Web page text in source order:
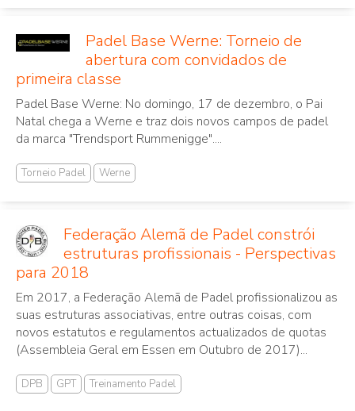
Padel Base Werne: Torneio de
abertura com convidados de
primeira classe
Padel Base Werne: No domingo, 17 de dezembro, o Pai
Natal chega a Werne e traz dois novos campos de padel
da marca "Trendsport Rummenigge"....
Torneio Padel Werne
Federação Alemã de Padel constrói
estruturas profissionais - Perspectivas
para 2018
Em 2017, a Federação Alemã de Padel profissionalizou as
suas estruturas associativas, entre outras coisas, com
novos estatutos e regulamentos actualizados de quotas
(Assembleia Geral em Essen em Outubro de 2017)...
DPB GPT Treinamento Padel